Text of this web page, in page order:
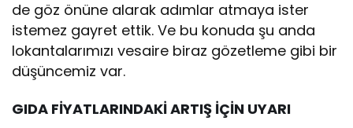
de göz önüne alarak adımlar atmaya ister
istemez gayret ettik. Ve bu konuda şu anda
lokantalarımızı vesaire biraz gözetleme gibi bir
düşüncemiz var.
GIDA FİYATLARINDAKİ ARTIŞ İÇİN UYARI